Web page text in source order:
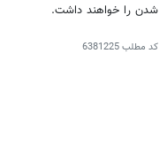
شدن را خواهند داشت.
کد مطلب6381225